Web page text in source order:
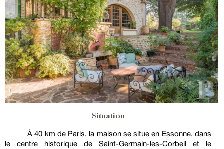
Situation
À 40 km de Paris, la maison se situe en Essonne, dans
le centre historique de Saint-Germain-les-Corbeil et le